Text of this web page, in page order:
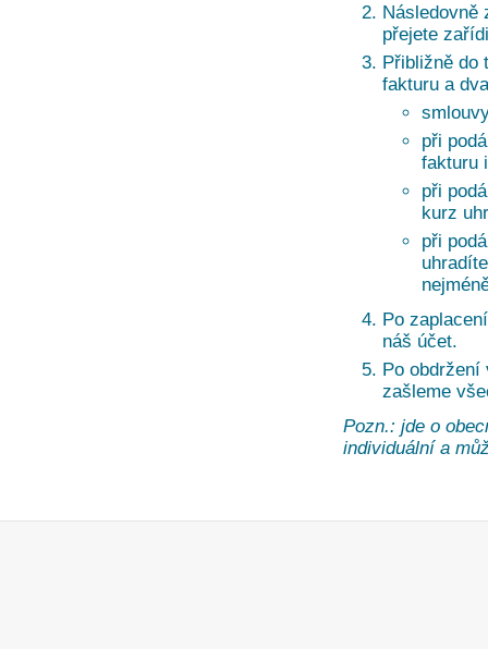
Následovně
přejete
Přibližně do
fakturu a
při
fakturu
při
kurz
při
Po
náš účet.
Po obdržení
zašleme
Pozn.: jde o
individuální a